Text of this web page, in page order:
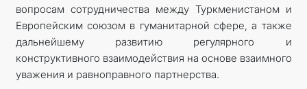
вопросам сотрудничества между Туркменистаном и
Европейским союзом в гуманитарной сфере, а также
дальнейшему развитию регулярного и
конструктивного взаимодействия на основе взаимного
уважения и равноправного партнерства.